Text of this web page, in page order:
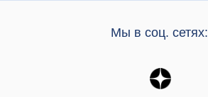
Мы в соц. сетях: